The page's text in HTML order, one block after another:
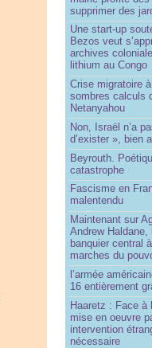
supprimer des
Une start-up
Bezos veut
archives
lithium au Congo
Crise migratoire
sombres calculs
Netanyahou
Non, Israël n’a
d’exister », bien
Beyrouth.
catastrophe
Fascisme en
malentendu
Maintenant sur
Andrew Haldane,
banquier central
marches du
l’armée
16 entièrement
Haaretz : Face à
mise en oeuvre
intervention
nécessaire